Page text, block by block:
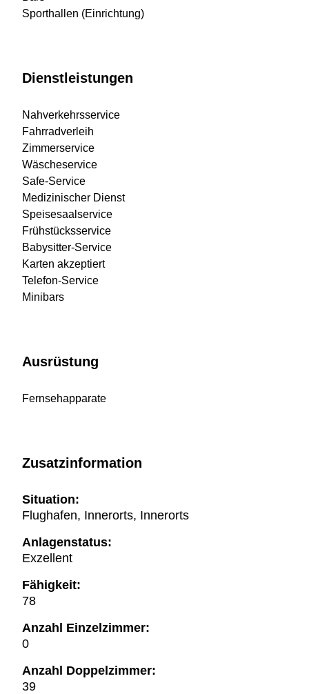
Sporthallen (Einrichtung)
Dienstleistungen
Nahverkehrsservice
Fahrradverleih
Zimmerservice
Wäscheservice
Safe-Service
Medizinischer Dienst
Speisesaalservice
Frühstücksservice
Babysitter-Service
Karten akzeptiert
Telefon-Service
Minibars
Ausrüstung
Fernsehapparate
Zusatzinformation
Situation:
Flughafen, Innerorts, Innerorts
Anlagenstatus:
Exzellent
Fähigkeit:
78
Anzahl Einzelzimmer:
0
Anzahl Doppelzimmer:
39